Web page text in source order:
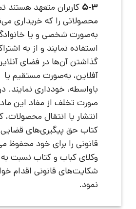
5-3 کاربران متعهد هستند
محصولاتی را که خریداری
به‌صورت شخصی و یا
استفاده نمایند و از به
گذاشتن آن‌ها در فضای
آفلاین، به‌صورت مستقیم یا
باواسطه، خودداری نمایند. در
صورت تخلف از مفاد این
انتشار یا انتقال محصولات،
کتاب حق پیگیری‌های
قانونی را برای خود محفوظ
وکلای کباب و کتاب نسبت به
شکایت‌های قانونی اقدام
نمود.